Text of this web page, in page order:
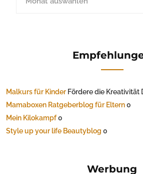
Malkurs für Kinder Fördere die Kreativität
Mamaboxen Ratgeberblog für Eltern0
Mein Kilokampf0
Style up your life Beautyblog 0
Werbung